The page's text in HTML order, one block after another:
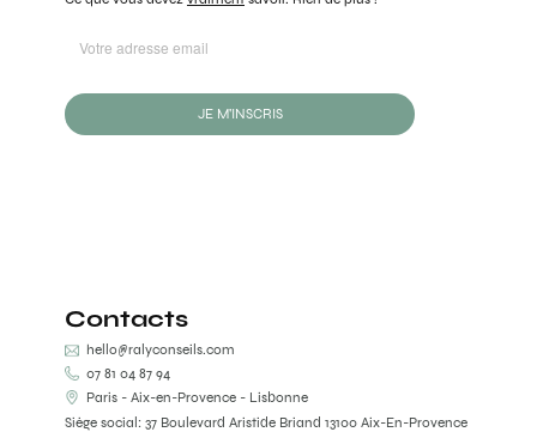
JE M'INSCRIS
Contacts
hello@ralyconseils.com
07 81 04 87 94
Paris - Aix-en-Provence - Lisbonne
Siège social: 37 Boulevard Aristide Briand 13100 Aix-En-Provence